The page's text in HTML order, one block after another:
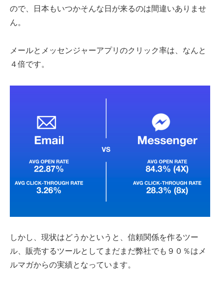
ので、日本もいつかそんな日が来るのは間違いありませ
ん。
メールとメッセンジャーアプリのクリック率は、なんと
４倍です。
しかし、現状はどうかというと、信頼関係を作るツー
ル、販売するツールとしてまだまだ弊社でも９０％はメ
ルマガからの実績となっています。